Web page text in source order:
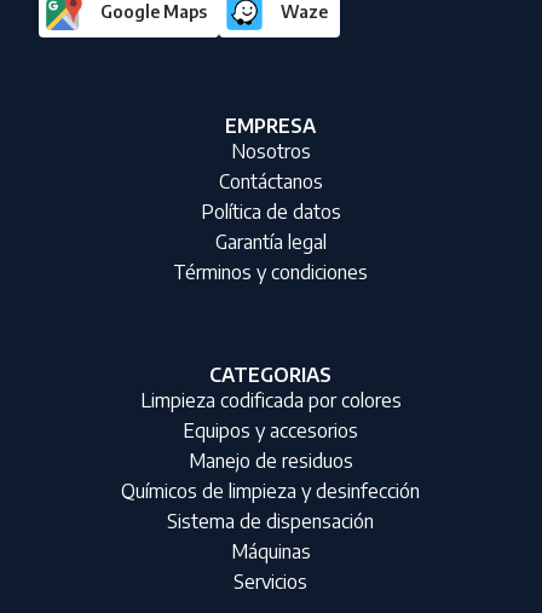
Google Maps Waze
EMPRESA
Nosotros
Contáctanos
Política de datos
Garantía legal
Términos y condiciones
CATEGORIAS
Limpieza codificada por colores
Equipos y accesorios
Manejo de residuos
Químicos de limpieza y desinfección
Sistema de dispensación
Máquinas
Servicios